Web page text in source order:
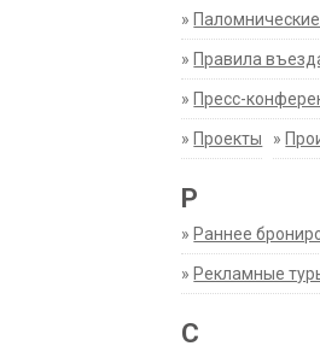
»
» Правила
» Пресс-
» Проекты »
Р
» Раннее
» Рекламные
С